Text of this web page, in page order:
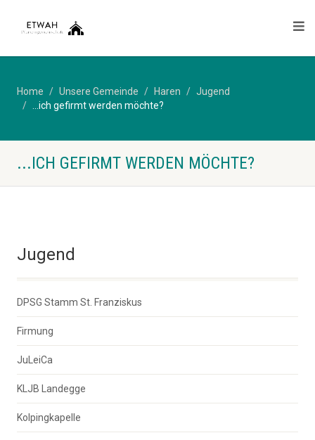
Home Unsere Gemeinde Haren
Jugend
...ich gefirmt werden möchte?
...ICH GEFIRMT WERDEN MÖCHTE?
Jugend
DPSG Stamm St. Franziskus
Firmung
JuLeiCa
KLJB Landegge
Kolpingkapelle